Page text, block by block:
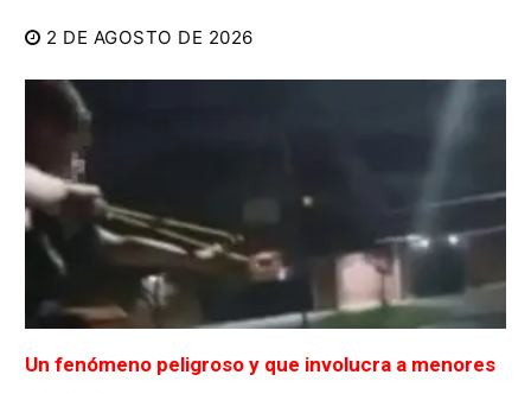
2 DE AGOSTO DE 2026
Un fenómeno peligroso y que involucra a menores